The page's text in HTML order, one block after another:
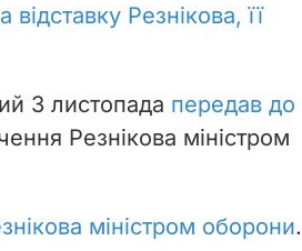
Резнікова, її
3 листопада передав до
Резнікова міністром
міністром оборони.